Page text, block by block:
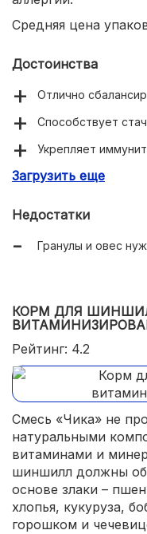
Средняя цена
Достоинства
Отлично
Способствует
Укрепляет
Низкая цена.
Загрузить еще
Недостатки
Гранулы и овес
КОРМ ДЛЯ
Рейтинг: 4.2
Смесь «Чика» не
натуральными
витаминами и
шиншилл должны
основе злаки –
хлопья, кукуруза,
горошком и